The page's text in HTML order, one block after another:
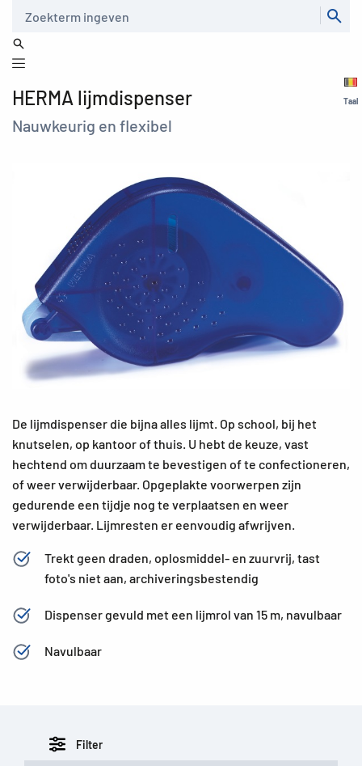
Taal
HERMA lijmdispenser
Nauwkeurig en flexibel
De lijmdispenser die bijna alles lijmt. Op school, bij het
knutselen, op kantoor of thuis. U hebt de keuze, vast
hechtend om duurzaam te bevestigen of te confectioneren,
of weer verwijderbaar. Opgeplakte voorwerpen zijn
gedurende een tijdje nog te verplaatsen en weer
verwijderbaar. Lijmresten er eenvoudig afwrijven.
Trekt geen draden, oplosmiddel- en zuurvrij, tast
foto's niet aan, archiveringsbestendig
Dispenser gevuld met een lijmrol van 15 m, navulbaar
Navulbaar
Filter